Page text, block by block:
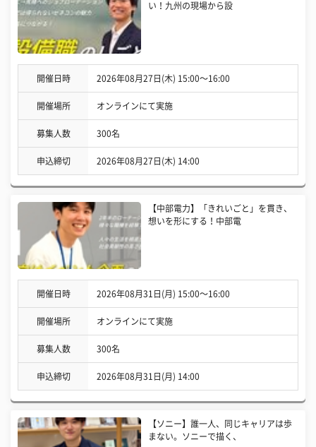
い！九州の現場から設
開催日時 2026年08月27日(木) 15:00〜16:00
開催場所 オンラインにて実施
募集人数 300名
申込締切 2026年08月27日(木) 14:00
【中部電力】「きれいごと」を貫き、
想いを形にする！中部電
開催日時 2026年08月31日(月) 15:00〜16:00
開催場所 オンラインにて実施
募集人数 300名
申込締切 2026年08月31日(月) 14:00
【ソニー】誰一人、同じキャリアは歩
まない。ソニーで描く、